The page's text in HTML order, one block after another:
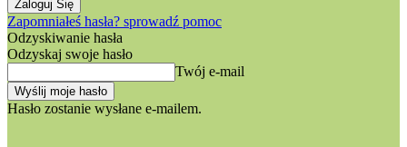
Zapomniałeś hasła? sprowadź pomoc
Odzyskiwanie hasła
Odzyskaj swoje hasło
Twój e-mail
Hasło zostanie wysłane e-mailem.